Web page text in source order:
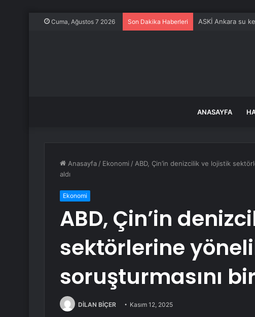
Cuma, Ağustos 7 2026 Son Dakika Haberleri ASKİ Ankara su
ANASAYFA
Anasayfa / Ekonomi / ABD, Çin’in denizcilik ve lojistik
aldı
Ekonomi
ABD, Çin’in
sektörlerine
soruşturmasını
DİLAN BİÇER Kasım 12, 2025